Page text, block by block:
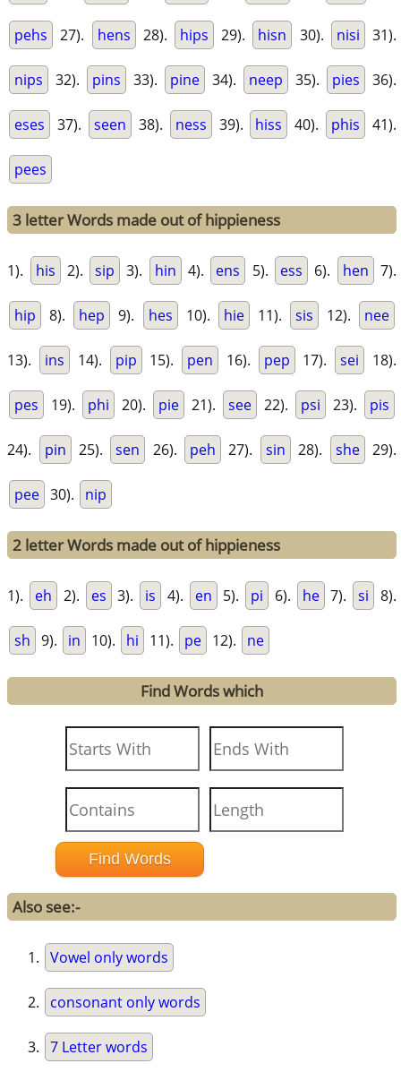
pehs 27). hens 28). hips 29). hisn 30). nisi 31).
nips 32). pins 33). pine 34). neep 35). pies 36).
eses 37). seen 38). ness 39). hiss 40). phis 41).
pees
3 letter Words made out of hippieness
1). his 2). sip 3). hin 4). ens 5). ess 6). hen 7).
hip 8). hep 9). hes 10). hie 11). sis 12). nee
13). ins 14). pip 15). pen 16). pep 17). sei 18).
pes 19). phi 20). pie 21). see 22). psi 23). pis
24). pin 25). sen 26). peh 27). sin 28). she 29).
pee 30). nip
2 letter Words made out of hippieness
1). eh 2). es 3). is 4). en 5). pi 6). he 7). si 8).
sh 9). in 10). hi 11). pe 12). ne
Find Words which
Also see:-
Vowel only words
consonant only words
7 Letter words